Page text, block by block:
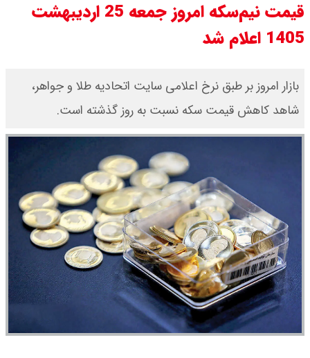
جدول
شنبه ۱۷ مرداد ۱۴۰۵ / قیمت دنا چند ؟
+ جدول
آغاز شد / خرید کوییک با پیش
پرداخت ۵۰۰ میلیون تومان + لینک
شاخص بورس امروز شنبه ۱۷ مرداد
۱۴۰۵ / شاخص افزایشی شد + تحلیل
قیمت نیم‌سکه امروز جمعه 25 اردیبهشت
1405 اعلام شد
بازار امروز بر طبق نرخ اعلامی سایت اتحادیه طلا و جواهر،
شاهد کاهش قیمت‌‌‌‌ سکه نسبت به روز گذشته است.